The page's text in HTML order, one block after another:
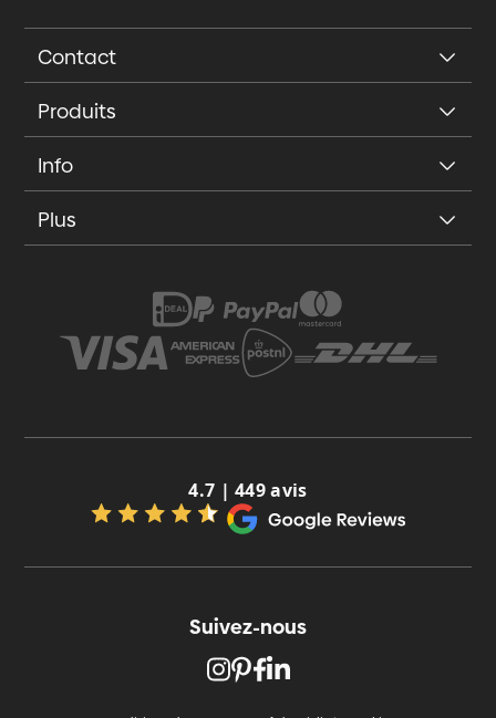
Contact
Produits
Info
Plus
4.7 | 449 avis
Suivez-nous